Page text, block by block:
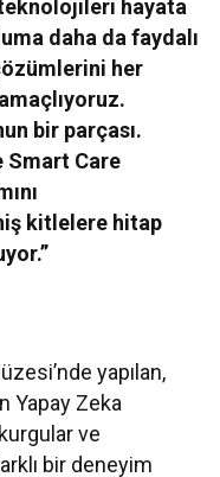
hayata
daha da faydalı
her
bir parçası.
Smart Care
kitlelere hitap
yapılan,
Yapay Zeka
ve
bir deneyim